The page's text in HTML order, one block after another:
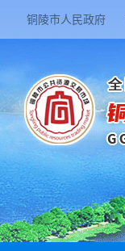
铜陵市人民政府